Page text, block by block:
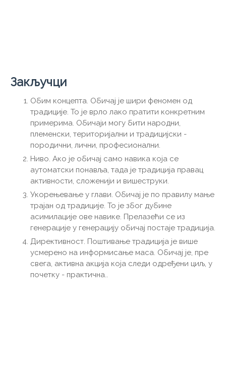
Закључци
Обим концепта. Обичај је шири феномен од
традиције. То је врло лако пратити конкретним
примерима. Обичаји могу бити народни,
племенски, територијални и традицијски -
породични, лични, професионални.
Ниво. Ако је обичај само навика која се
аутоматски понавља, тада је традиција правац
активности, сложенији и вишеструки.
Укорењевање у глави. Обичај је по правилу мање
трајан од традиције. То је због дубине
асимилације ове навике. Прелазећи се из
генерације у генерацију обичај постаје традиција.
Директивност. Поштивање традиција је више
усмерено на информисање маса. Обичај је, пре
свега, активна акција која следи одређени циљ, у
почетку - практична..